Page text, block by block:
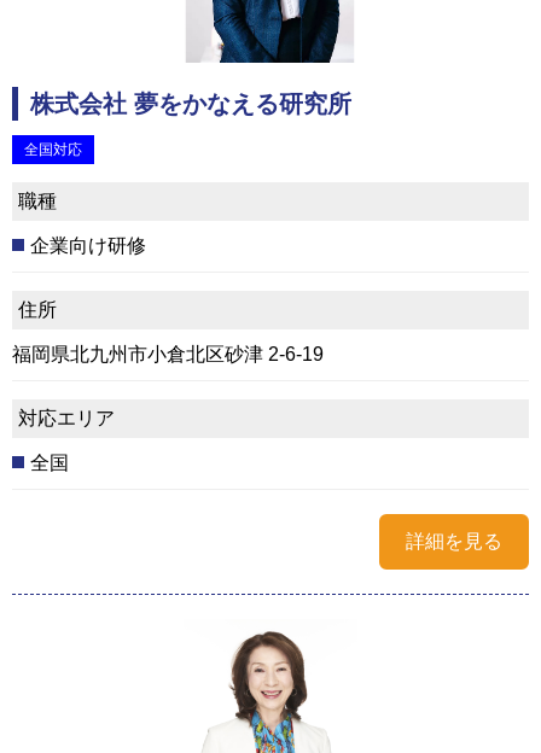
株式会社 夢をかなえる研究所
全国対応
職種
企業向け研修
住所
福岡県北九州市小倉北区砂津 2-6-19
対応エリア
全国
詳細を見る